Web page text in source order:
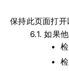
保持此页面打开
6.1.如果